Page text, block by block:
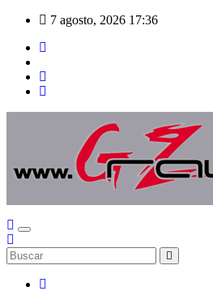
Saltar
contenido
7 agosto, 2026 17:36